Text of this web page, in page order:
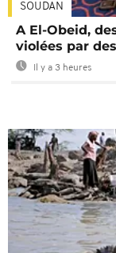
SOUDAN
A El-Obeid,
violées par
Il y a 3 heures